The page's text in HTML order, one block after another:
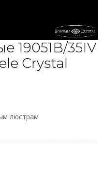
19051B/35IV
Crystal
люстрам